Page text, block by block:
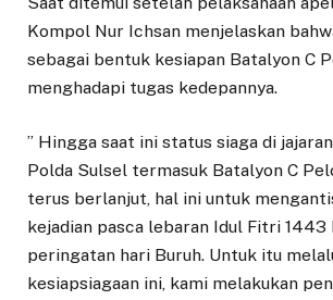
Kompol Nur Ichsan menjelaskan
sebagai bentuk kesiapan Batalyon C
menghadapi tugas kedepannya.
” Hingga saat ini status siaga di
Polda Sulsel termasuk Batalyon C
terus berlanjut, hal ini untuk
kejadian pasca lebaran Idul Fitri
peringatan hari Buruh. Untuk itu
kesiapsiagaan ini, kami melakukan